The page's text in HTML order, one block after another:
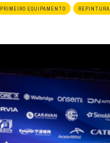
PRIMEIRO EQUIPAMENTO REPINTURA